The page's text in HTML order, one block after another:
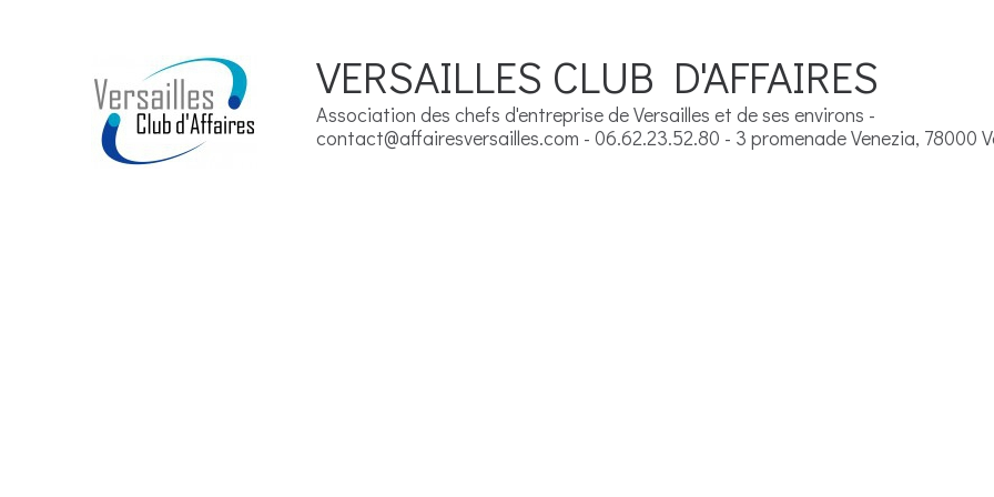
VERSAILLES CLUB D'AFFAIRES
Association des chefs d'entreprise de Versailles et de ses environs -
contact@affairesversailles.com - 06.62.23.52.80 - 3 promenade Venezia, 78000